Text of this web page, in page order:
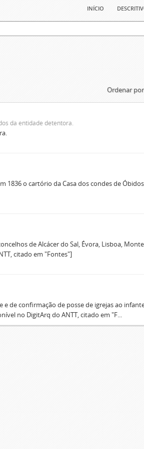
início
Ordenar
da entidade detentora.
o cartório da Casa dos condes de
de Alcácer do Sal, Évora, Lisboa,
citado em "Fontes"]
de confirmação de posse de igrejas ao
no DigitArq do ANTT, citado em "F...